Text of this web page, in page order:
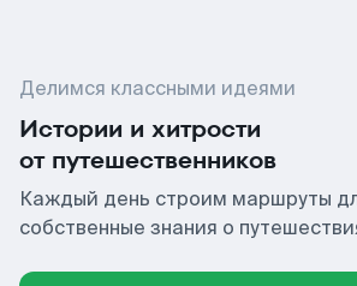
Делимся классными идеями
Истории и хитрости
от путешественников
Каждый день строим маршруты
собственные знания о